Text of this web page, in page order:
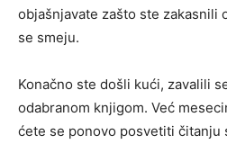
objašnjavate zašto ste zakasnili
se smeju.
Konačno ste došli kući, zavalili
odabranom knjigom. Već
ćete se ponovo posvetiti čitanju